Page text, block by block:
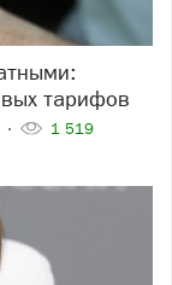
тарифов
1 519